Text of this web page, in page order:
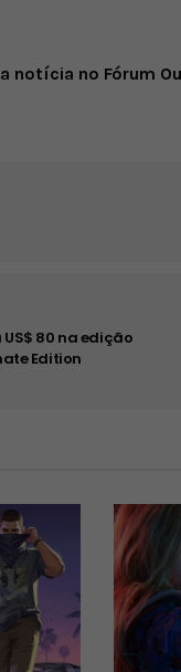
notícia no Fórum
80 na edição
Edition